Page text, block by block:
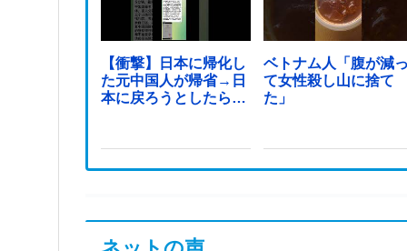
【衝撃】日本に帰化し
た元中国人が帰省→日
本に戻ろうとしたら…
ベトナム人「腹が減
て女性殺し山に捨て
た」